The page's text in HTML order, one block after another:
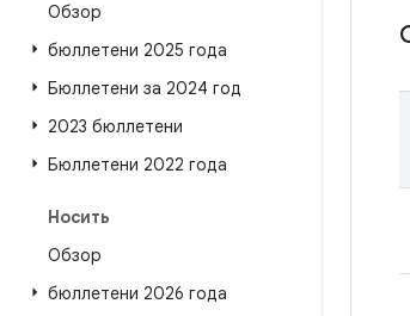
Обзор
бюллетени 2025 года
Бюллетени за 2024 год
2023 бюллетени
Бюллетени 2022 года
Носить
Обзор
бюллетени 2026 года